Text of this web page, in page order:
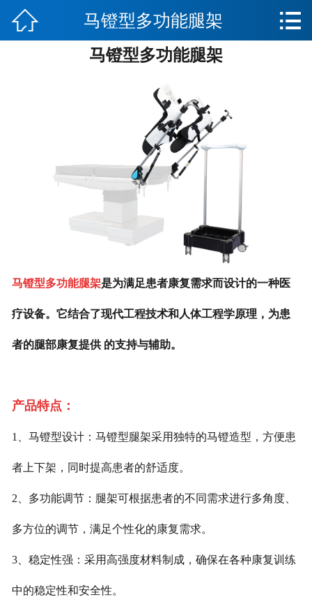
 网站首页
公司简介
解决方案
厂房实景
采销平台
 马镫型多功能腿架 
马镫型多功能腿架
马镫型多功能腿架是为满足患者康复需求而设计的一种医
疗设备。它结合了现代工程技术和人体工程学原理，为患
者的腿部康复提供 的支持与辅助。
产品特点：
1、马镫型设计：马镫型腿架采用独特的马镫造型，方便患
者上下架，同时提高患者的舒适度。
2、多功能调节：腿架可根据患者的不同需求进行多角度、
多方位的调节，满足个性化的康复需求。
3、稳定性强：采用高强度材料制成，确保在各种康复训练
中的稳定性和安全性。